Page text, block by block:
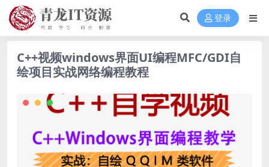
登录
C++视频windows界面UI编程MFC/GDI自
绘项目实战网络编程教程